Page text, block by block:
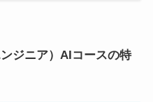
ジニア）AIコースの特